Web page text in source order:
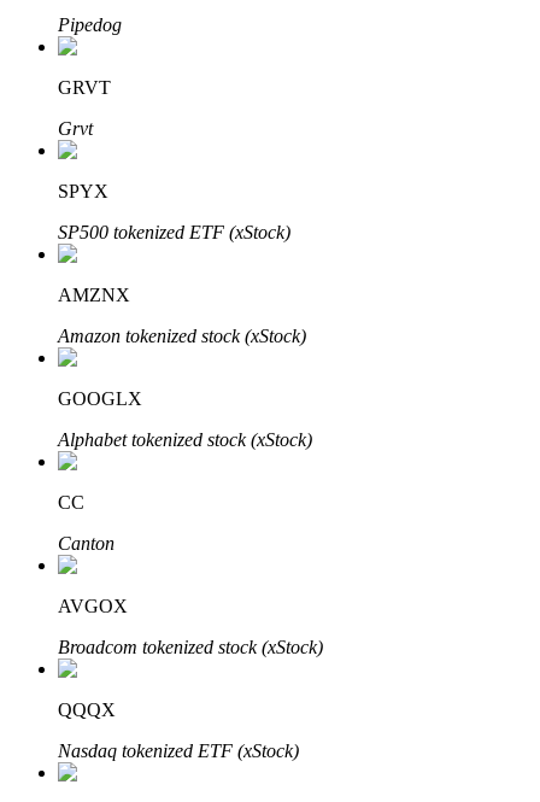
Naucz się stakingu
Dowiedz się, jak uzyskać dochód pasywny
Bitrue
Bitruści Partnerzy
Pipedog
GRVT
Grvt
SPYX
SP500 tokenized ETF (xStock)
AMZNX
Amazon tokenized stock (xStock)
GOOGLX
Alphabet tokenized stock (xStock)
CC
Canton
AVGOX
Broadcom tokenized stock (xStock)
QQQX
Nasdaq tokenized ETF (xStock)